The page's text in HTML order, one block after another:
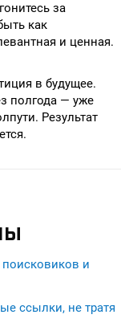
за
как
и ценная.
в будущее.
полгода — уже
Результат
и
ссылки, не тратя